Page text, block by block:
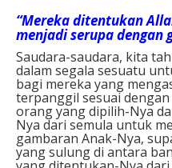
“Mereka ditentukan
menjadi serupa dengan
Saudara-saudara, kita
dalam segala sesuatu
bagi mereka yang
terpanggil sesuai dengan
orang yang dipilih-Nya
Nya dari semula untuk
gambaran Anak-Nya,
yang sulung di antara